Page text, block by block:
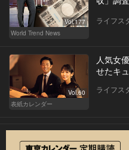
Vol.177
World Trend News
ライフス
Vol.60
表紙カレンダー
人気女
せたキ
ライフス